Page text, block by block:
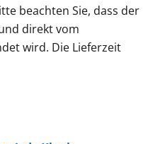
beachten Sie, dass der
direkt vom
wird. Die Lieferzeit